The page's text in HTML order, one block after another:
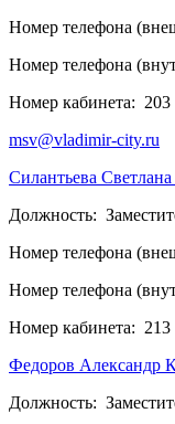
Номер телефона
Номер телефона
Номер кабинета: 203
msv@vladimir-city.ru
Силантьева
Должность:
Номер телефона
Номер телефона
Номер кабинета: 213
Федоров Александр
Должность: